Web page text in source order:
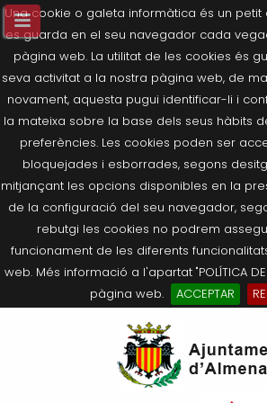
Una cookie o galeta informàtica és un
es guarda en el seu navegador cada
pàgina web. La utilitat de les cookies és
seva activitat a la nostra pàgina web, de
novament, aquesta pugui identificar-li i
la mateixa sobre la base dels seus hàbits
preferències. Les cookies poden ser
bloquejades i esborrades, segons
mitjançant les opcions disponibles en la
de la configuració del seu navegador,
rebutgi les cookies no podrem
funcionament de les diferents
web. Més informació a l'apartat "POLÍTICA
pàgina web.
ACCEPTAR
Salutació de l’Alcaldessa
Composició Consistori
Agricultura, Ramaderia i Medi
Què és la Seu Electrònica?
Últimes publicacions